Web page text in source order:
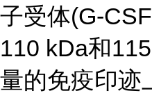
子受体(G-
110 kDa和
量的免疫印迹